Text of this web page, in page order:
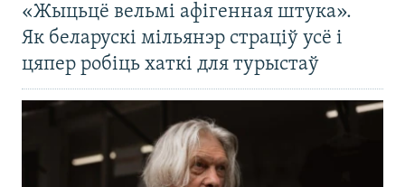
«Жыцьцё вельмі афігенная штука».
Як беларускі мільянэр страціў усё і
цяпер робіць хаткі для турыстаў